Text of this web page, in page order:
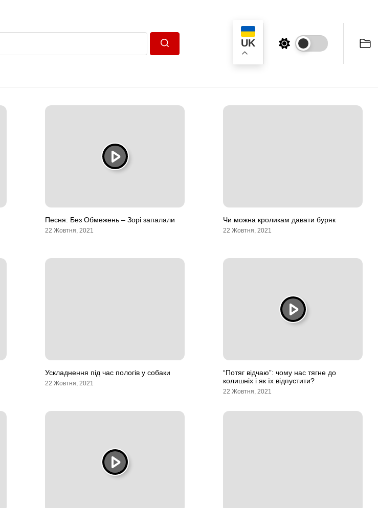
UK
Песня: Без Обмежень – Зорі запалали
22 Жовтня, 2021
Чи можна кроликам давати буряк
22 Жовтня, 2021
Ускладнення під час пологів у собаки
22 Жовтня, 2021
“Потяг відчаю”: чому нас тягне до
колишніх і як їх відпустити?
22 Жовтня, 2021